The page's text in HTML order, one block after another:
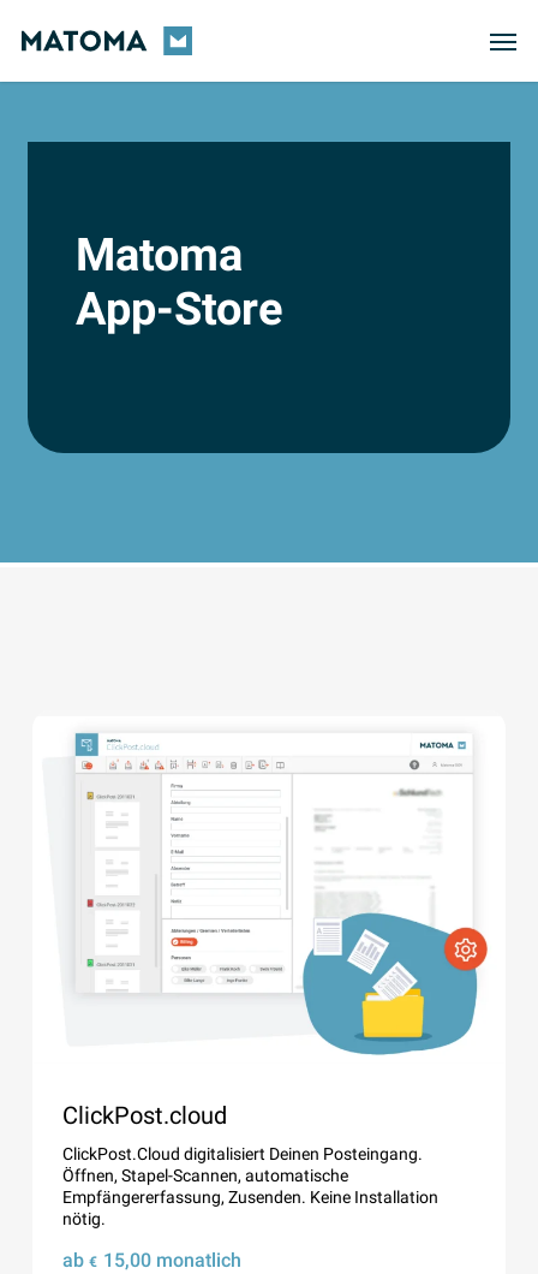
main
Matoma
App-Store
ClickPost.cloud
ClickPost.Cloud digitalisiert Deinen Posteingang.
Öffnen, Stapel-Scannen, automatische
Empfängererfassung, Zusenden. Keine Installation
nötig.
ab € 15,00monatlich